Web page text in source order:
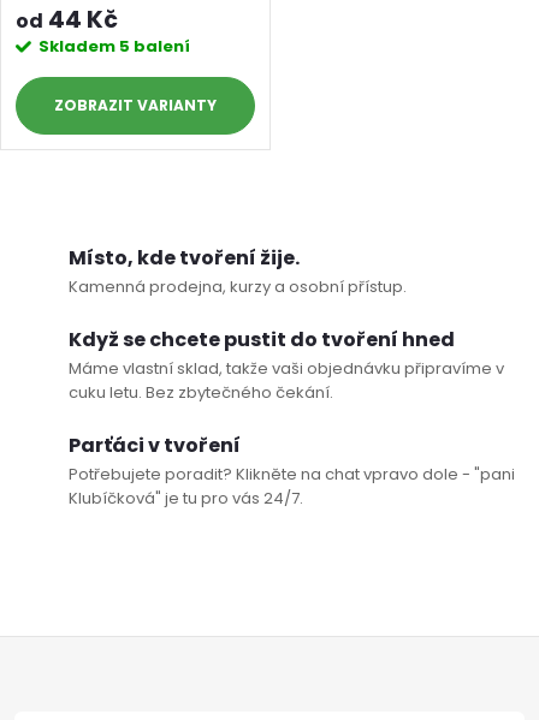
od 44 Kč
Skladem 5 balení
ZOBRAZIT
r
Místo, kde tvoření žije.
Kamenná prodejna, kurzy a osobní přístup.
Když se chcete pustit do tvoření hned
Máme vlastní sklad, takže vaši objednávku připravíme v
cuku letu. Bez zbytečného čekání.
Parťáci v tvoření
Potřebujete poradit? Klikněte na chat vpravo dole - "pani
Klubíčková" je tu pro vás 24/7.